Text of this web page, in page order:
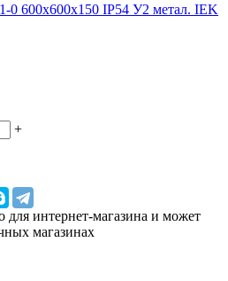
+
для интернет-магазина и может
магазинах